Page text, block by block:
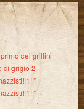
dei grillini
di grigio 2